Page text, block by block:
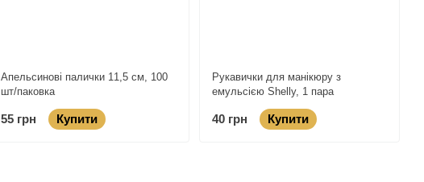
Апельсинові палички 11,5 см, 100
шт/паковка
55 грн Купити
Рукавички для манікюру з
емульсією Shelly, 1 пара
40 грн Купити